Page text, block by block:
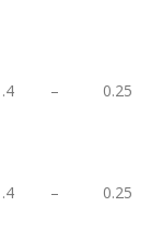
– 0.25
– 0.25